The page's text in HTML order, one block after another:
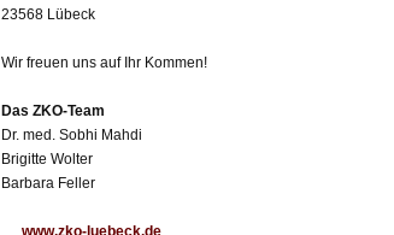
23568 Lübeck
Wir freuen uns auf Ihr Kommen!
Das ZKO-Team
Dr. med. Sobhi Mahdi
Brigitte Wolter
Barbara Feller
www.zko-luebeck.de